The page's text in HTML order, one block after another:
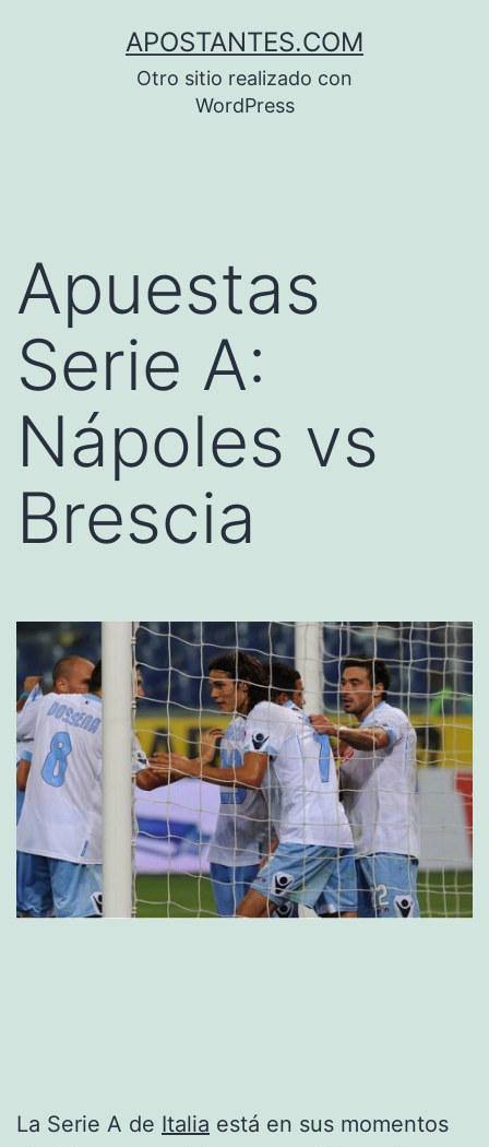
APOSTANTES.COM
Otro sitio realizado con
WordPress
Apuestas
Serie A:
Nápoles vs
Brescia
La Serie A de Italia está en sus momentos